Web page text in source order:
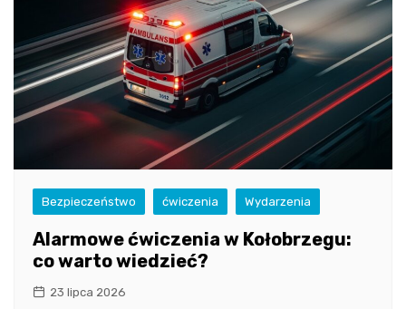
Bezpieczeństwo ćwiczenia Wydarzenia
Alarmowe ćwiczenia w Kołobrzegu:
co warto wiedzieć?
23 lipca 2026